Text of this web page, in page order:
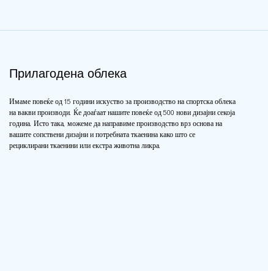
Прилагодена облека
Имаме повеќе од 15 години искуство за производство на спортска облека
на вакви производи. Ќе доаѓаат нашите повеќе од 500 нови дизајни секоја
година. Исто така, можеме да направиме производство врз основа на
вашите сопствени дизајни и потребната ткаенина како што се
рециклирани ткаенини или екстра животна ликра.